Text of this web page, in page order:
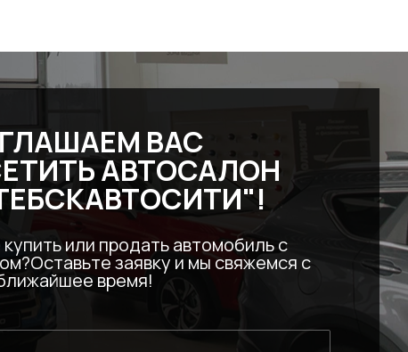
ВАС
АВТОСАЛОН
или продать автомобиль с
заявку и мы свяжемся с
время!